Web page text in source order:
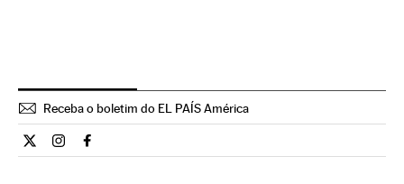
Receba o boletim do EL PAÍS América
Cultura El País Brasil en Twitter
Cultura El País Brasil en Instagram
Cultura El País Brasil en Facebook